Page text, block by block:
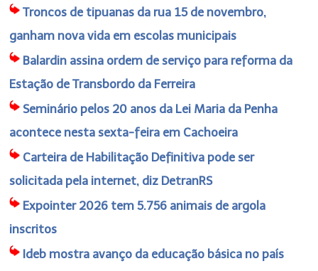
Troncos de tipuanas da rua 15 de novembro,
ganham nova vida em escolas municipais
Balardin assina ordem de serviço para reforma da
Estação de Transbordo da Ferreira
Seminário pelos 20 anos da Lei Maria da Penha
acontece nesta sexta-feira em Cachoeira
Carteira de Habilitação Definitiva pode ser
solicitada pela internet, diz DetranRS
Expointer 2026 tem 5.756 animais de argola
inscritos
Ideb mostra avanço da educação básica no país